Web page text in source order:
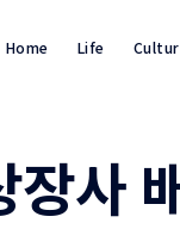
Home Life
장사